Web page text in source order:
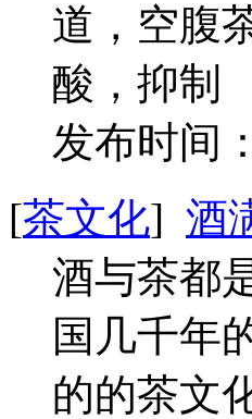
道，空腹
酸，抑制
发布时间
[茶文化] 酒
酒与茶都
国几千年
的的茶文